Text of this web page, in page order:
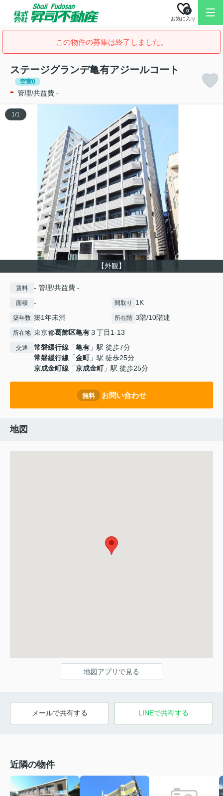
お気に入り
0
この物件の募集は終了しました。
ステージグランデ亀有アジールコート
空室0
- 管理/共益費 -
【外観】
1/1
賃料 - 管理/共益費 -
面積 - 間取り 1K
築年数 築1年未満 所在階 3階/10階建
所在地 東京都葛飾区亀有３丁目1-13
交通 常磐緩行線 「亀有 」駅 徒歩7分
常磐緩行線 「金町」駅 徒歩25分
京成金町線 「京成金町」駅 徒歩25分
無料 お問い合わせ
地図
地図アプリで見る
メールで共有する LINEで共有する
近隣の物件